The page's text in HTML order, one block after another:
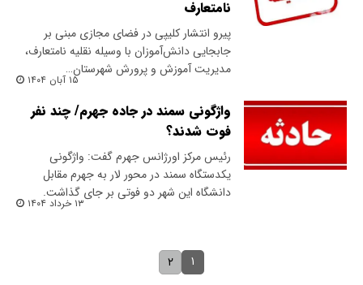
نامتعارف
پیرو انتشار کلیپی در فضای مجازی مبنی بر
جابجایی دانش‌آموزان با وسیله‌ نقلیه نامتعارف،
مدیریت آموزش و پرورش شهرستان…
۱۵ آبان ۱۴۰۴
واژگونی سمند در جاده جهرم/ چند نفر
فوت شدند؟
رئیس مرکز اورژانس جهرم گفت: واژگونی
یکدستگاه سمند در محور لار به جهرم مقابل
دانشگاه این شهر دو فوتی بر جای گذاشت.
۱۳ خرداد ۱۴۰۴
۱ ۲